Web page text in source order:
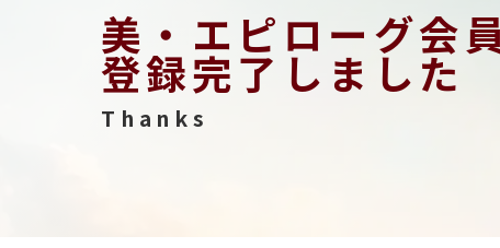
美・エピローグ会
登録完了しました
Thanks